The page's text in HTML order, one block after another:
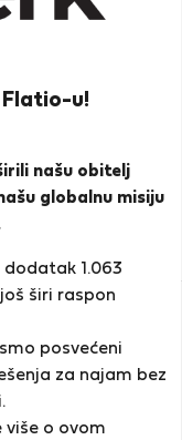
u!
našu obitelj
globalnu misiju
dodatak 1.063
širi raspon
posvećeni
za najam bez
više o ovom